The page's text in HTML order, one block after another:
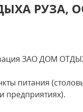
РУЗА,
ЗАО ДОМ
питания
и